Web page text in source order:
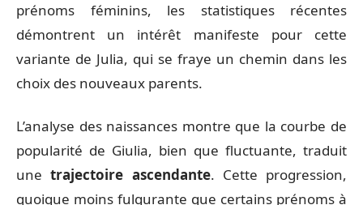
prénoms féminins, les statistiques récentes
démontrent un intérêt manifeste pour cette
variante de Julia, qui se fraye un chemin dans les
choix des nouveaux parents.
L’analyse des naissances montre que la courbe de
popularité de Giulia, bien que fluctuante, traduit
unetrajectoire ascendante. Cette progression,
quoique moins fulgurante que certains prénoms à